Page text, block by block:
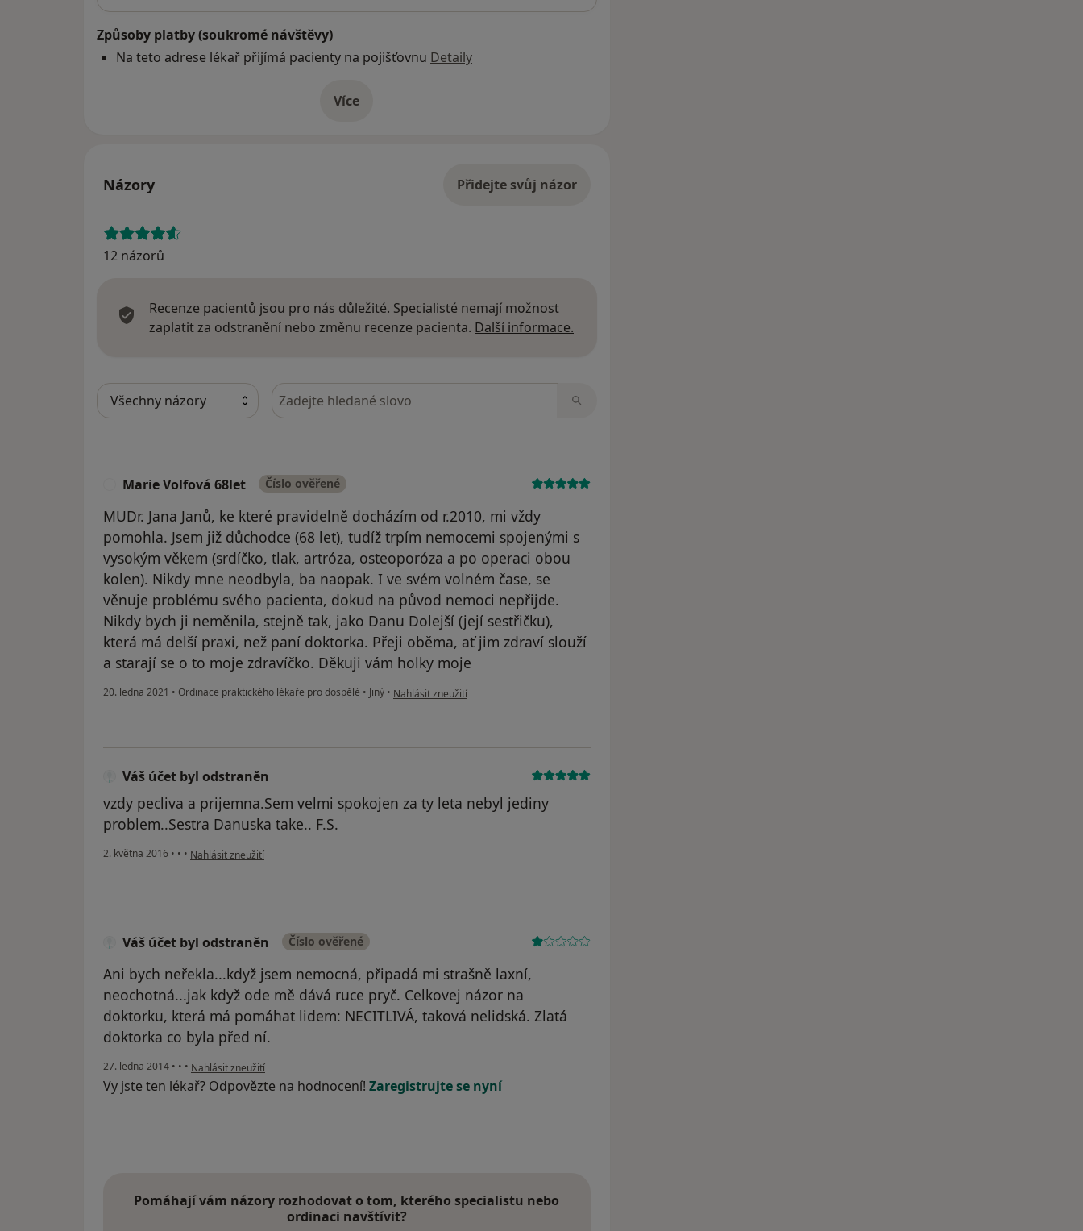
Způsoby platby (soukromé návštěvy)
Na teto adrese lékař přijímá pacienty na pojišťovnu Detaily
Víceo adrese
Názory Přidejte svůj názor
12 názorů
Recenze pacientů jsou pro nás důležité. Specialisté nemají možnost
zaplatit za odstranění nebo změnu recenze pacienta. Další informace.
Hledejte v názorech
Marie Volfová 68let Číslo ověřené
MUDr. Jana Janů, ke které pravidelně docházím od r.2010, mi vždy
pomohla. Jsem již důchodce (68 let), tudíž trpím nemocemi spojenými s
vysokým věkem (srdíčko, tlak, artróza, osteoporóza a po operaci obou
kolen). Nikdy mne neodbyla, ba naopak. I ve svém volném čase, se
věnuje problému svého pacienta, dokud na původ nemoci nepřijde.
Nikdy bych ji neměnila, stejně tak, jako Danu Dolejší (její sestřičku),
která má delší praxi, než paní doktorka. Přeji oběma, ať jim zdraví slouží
a starají se o to moje zdravíčko. Děkuji vám holky moje ‍‍
20. ledna 2021 • Ordinace praktického lékaře pro dospělé • Jiný • podle názoru uživatele Marie Volfová 68let
Nahlásit zneužití
Váš účet byl odstraněn
vzdy pecliva a prijemna.Sem velmi spokojen za ty leta nebyl jediny
problem..Sestra Danuska take.. F.S.
2. května 2016 • • • podle názoru uživatele Váš účet byl odstraněn
Nahlásit zneužití
Váš účet byl odstraněn Číslo ověřené
Ani bych neřekla...když jsem nemocná, připadá mi strašně laxní,
neochotná...jak když ode mě dává ruce pryč. Celkovej názor na
doktorku, která má pomáhat lidem: NECITLIVÁ, taková nelidská. Zlatá
doktorka co byla před ní.
27. ledna 2014 • • • podle názoru uživatele Váš účet byl odstraněn
Nahlásit zneužití
Vy jste ten lékař? Odpovězte na hodnocení! Zaregistrujte se nyní
Pomáhají vám názory rozhodovat o tom, kterého specialistu nebo
ordinaci navštívit?